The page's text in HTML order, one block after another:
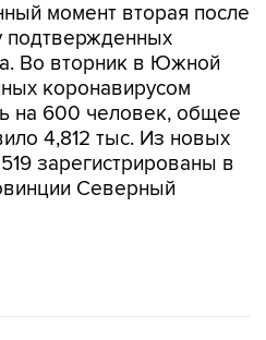
момент вторая после
подтвержденных
Во вторник в Южной
коронавирусом
на 600 человек, общее
4,812 тыс. Из новых
зарегистрированы в
Северный